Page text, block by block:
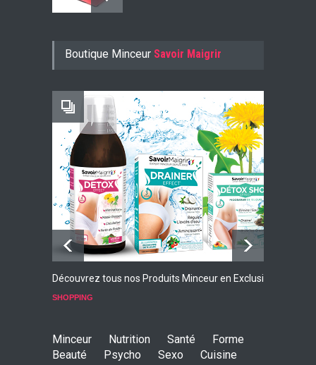
-10% AVEC LE CODE KONJ10
Faites Votre Bilan Minceur
GRATUIT
Boutique Minceur Savoir Maigrir
Découvrez tous nos Produits Minceur en Exclusivité
SHOPPING
Minceur Nutrition Santé
Forme
Beauté
Psycho Sexo Cuisine